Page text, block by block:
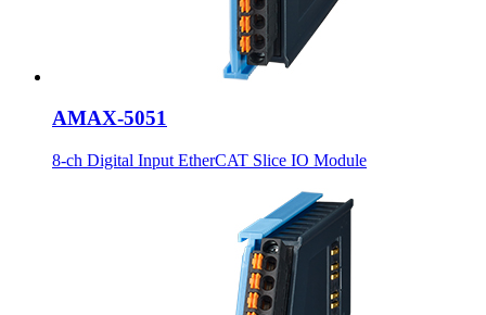
AMAX-5051
8-ch Digital Input EtherCAT Slice IO Module